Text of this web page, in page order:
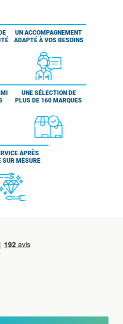
UN ACCOMPAGNEMENT
ADAPTÉ À VOS BESOINS
UNE SÉLECTION DE
PLUS DE 160 MARQUES
APRÈS
SUR MESURE